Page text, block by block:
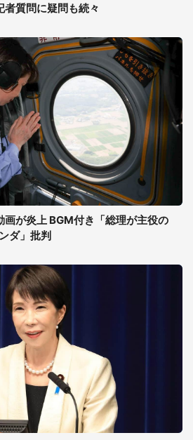
質問に疑問も続々
が炎上 BGM付き「総理が主役の
ダ」批判